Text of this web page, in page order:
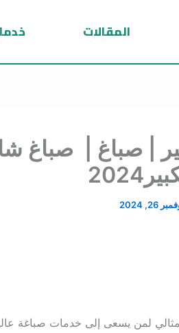
المقالات
| صباغ | صباغ
26, 2024
لمن يسعى إلى خدمات صباغة